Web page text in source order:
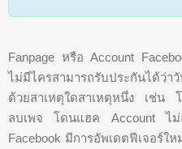
Fanpage หรือ Account
ไม่มีไครสามารถรับประกันได้ว่า
ด้วยสาเหตุใดสาเหตุหนึ่ง เช่น
ลบเพจ โดนแฮค Account ไ
Facebook มีการอัพเดตฟีเจอร์ใ